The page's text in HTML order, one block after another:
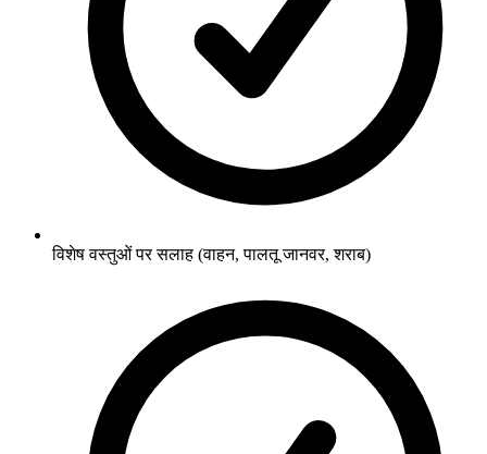
विशेष वस्तुओं पर सलाह (वाहन, पालतू जानवर, शराब)